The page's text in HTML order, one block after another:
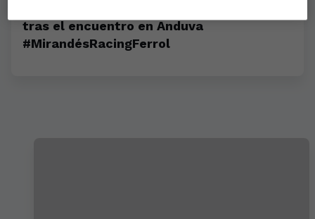
tras el encuentro en Anduva
#MirandésRacingFerrol